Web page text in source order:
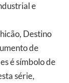
e
Destino
de
é símbolo de
série,